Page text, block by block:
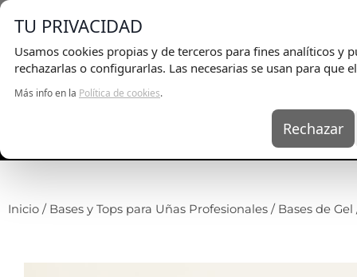
TU PRIVACIDAD
Usamos cookies propias y de terceros para fines analíticos y
rechazarlas o configurarlas. Las necesarias se usan para que
Más info en la Política de cookies.
Rechazar
KITS